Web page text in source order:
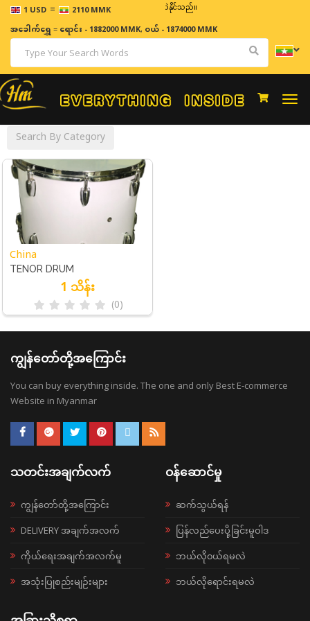
1 USD = 2110 MMK
ဈေးနှုန်းများသည် အချိန်နှင့် အမျှပြောင်းလဲနိုင်သည်။
အခေါက်ရွှေ=ရောင်း - 1882000 MMK, ဝယ် - 1874000 MMK
Search By Category
China
TENOR DRUM
1 သိန်း
(0)
ကျွန်တော်တို့အကြောင်း
You can buy everything inside. The one and only Best E-commerce
Website in Myanmar
သတင်းအချက်လက်
ကျွန်တော်တို့အကြောင်း
DELIVERY အချက်အလက်
ကိုယ်ရေးအချက်အလက်မူ
အသုံးပြုစည်းမျဉ်းများ
ဝန်ဆောင်မှု
ဆက်သွယ်ရန်
ပြန်လည်ပေးပို့ခြင်းမူဝါဒ
ဘယ်လို၀ယ်ရမလဲ
ဘယ်လိုရောင်းရမလဲ